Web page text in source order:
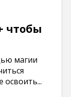
чтобы
магии
освоить...